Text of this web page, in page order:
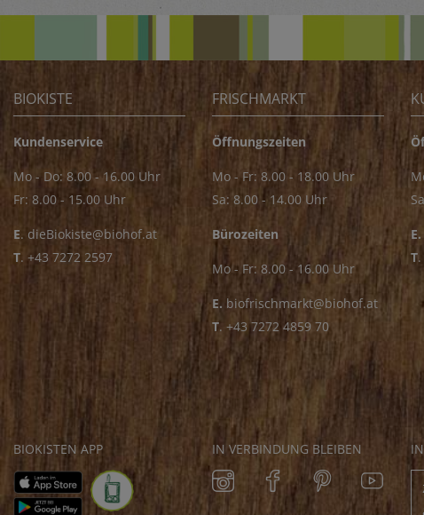
BIOKISTE
Kundenservice
Mo - Do: 8.00 - 16.00 Uhr
Fr: 8.00 - 15.00 Uhr
E. dieBiokiste@biohof.at
T. +43 7272 2597
FRISCHMARKT
Öffnungszeiten
Mo - Fr: 8.00 - 18.00 Uhr
Sa: 8.00 - 14.00 Uhr
Bürozeiten
Mo - Fr: 8.00 - 16.00 Uhr
E. biofrischmarkt@biohof.at
T. +43 7272 4859 70
E.
T.
BIOKISTEN APP IN VERBINDUNG BLEIBEN